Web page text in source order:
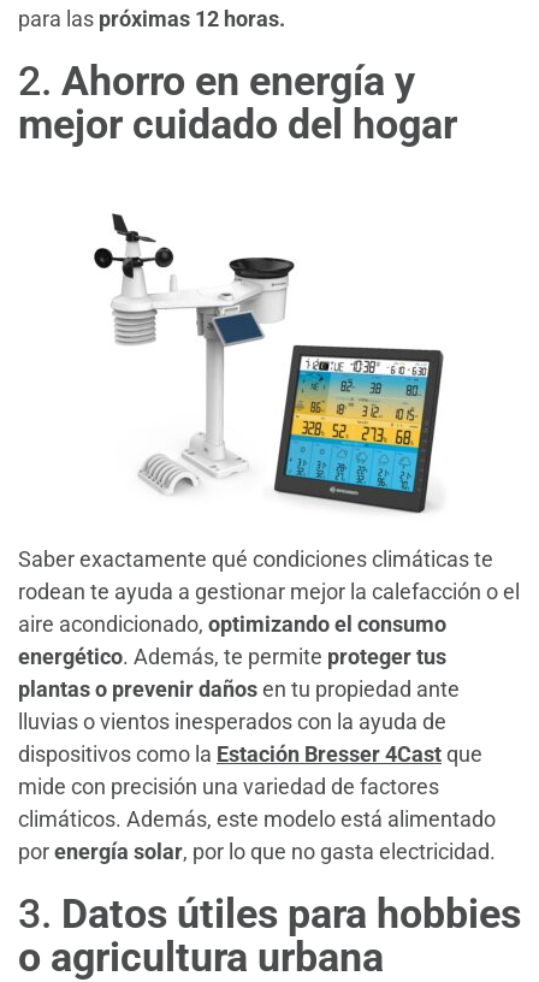
para las próximas 12 horas.
2. Ahorro en energía y
mejor cuidado del hogar
Saber exactamente qué condiciones climáticas te
rodean te ayuda a gestionar mejor la calefacción o el
aire acondicionado, optimizando el consumo
energético. Además, te permite proteger tus
plantas o prevenir dañosen tu propiedad ante
lluvias o vientos inesperados con la ayuda de
dispositivos como la Estación Bresser 4Castque
mide con precisión una variedad de factores
climáticos. Además, este modelo está alimentado
porenergía solar, por lo que no gasta electricidad.
3. Datos útiles para hobbies
o agricultura urbana